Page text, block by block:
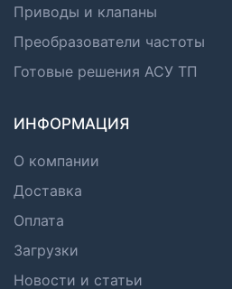
Приводы и клапаны
Преобразователи частоты
Готовые решения АСУ ТП
ИНФОРМАЦИЯ
О компании
Доставка
Оплата
Загрузки
Новости и статьи